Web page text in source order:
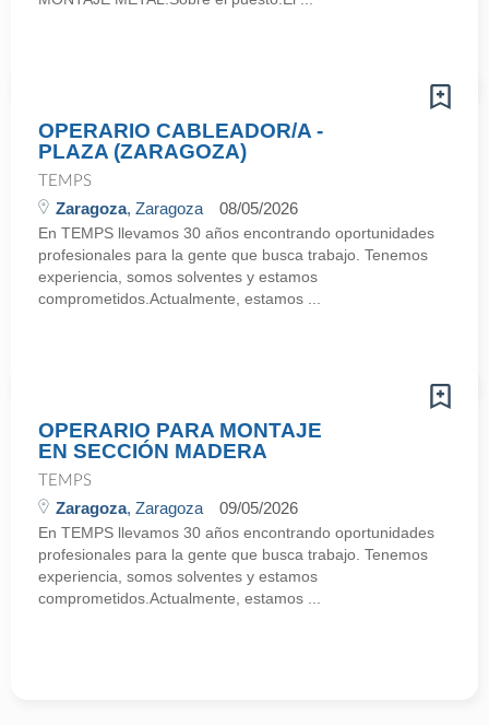
OPERARIO CABLEADOR/A -
PLAZA (ZARAGOZA)
TEMPS
Zaragoza, Zaragoza 08/05/2026
En TEMPS llevamos 30 años encontrando oportunidades
profesionales para la gente que busca trabajo. Tenemos
experiencia, somos solventes y estamos
comprometidos.Actualmente, estamos ...
OPERARIO PARA MONTAJE
EN SECCIÓN MADERA
TEMPS
Zaragoza, Zaragoza 09/05/2026
En TEMPS llevamos 30 años encontrando oportunidades
profesionales para la gente que busca trabajo. Tenemos
experiencia, somos solventes y estamos
comprometidos.Actualmente, estamos ...